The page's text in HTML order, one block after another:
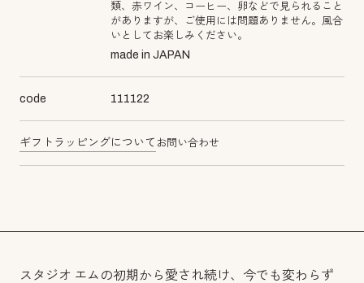
類、赤ワイン、コーヒー、卵などで見られること
がありますが、ご使用には問題ありません。風合
いとしてお楽しみください。
made in JAPAN
code 111122
ギフトラッピングについて お問い合わせ
スタジオ エムの初期から愛され続け、今でも変わらず